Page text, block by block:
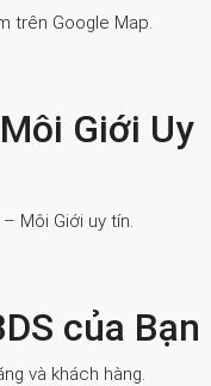
trên Google Map.
Giới Uy
Môi Giới uy tín.
của Bạn
và khách hàng.